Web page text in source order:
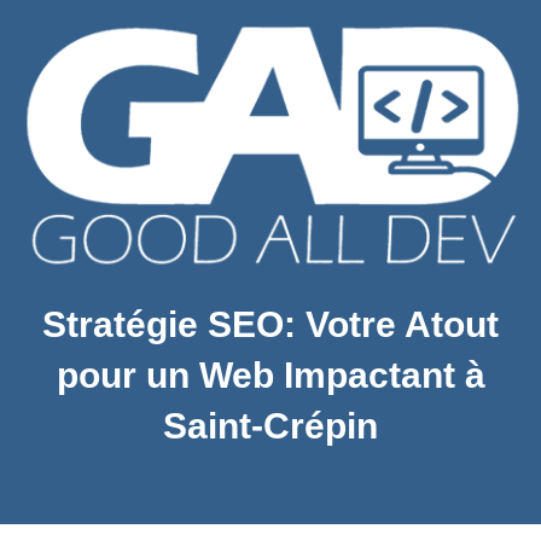
Stratégie SEO: Votre Atout
pour un Web Impactant à
Saint-Crépin